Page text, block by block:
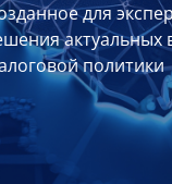
для
актуальных
политики